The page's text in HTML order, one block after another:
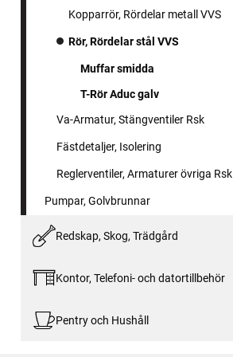
Kopparrör, Rördelar metall VVS
Rör, Rördelar stål VVS
Muffar smidda
T-Rör Aduc galv
Va-Armatur, Stängventiler Rsk
Fästdetaljer, Isolering
Reglerventiler, Armaturer övriga Rsk
Pumpar, Golvbrunnar
Redskap, Skog, Trädgård
Kontor, Telefoni- och datortillbehör
Pentry och Hushåll